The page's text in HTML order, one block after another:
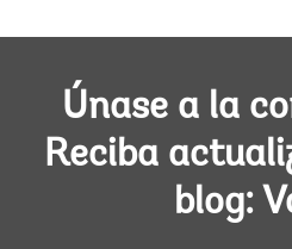
Únase a la
Reciba
blog: